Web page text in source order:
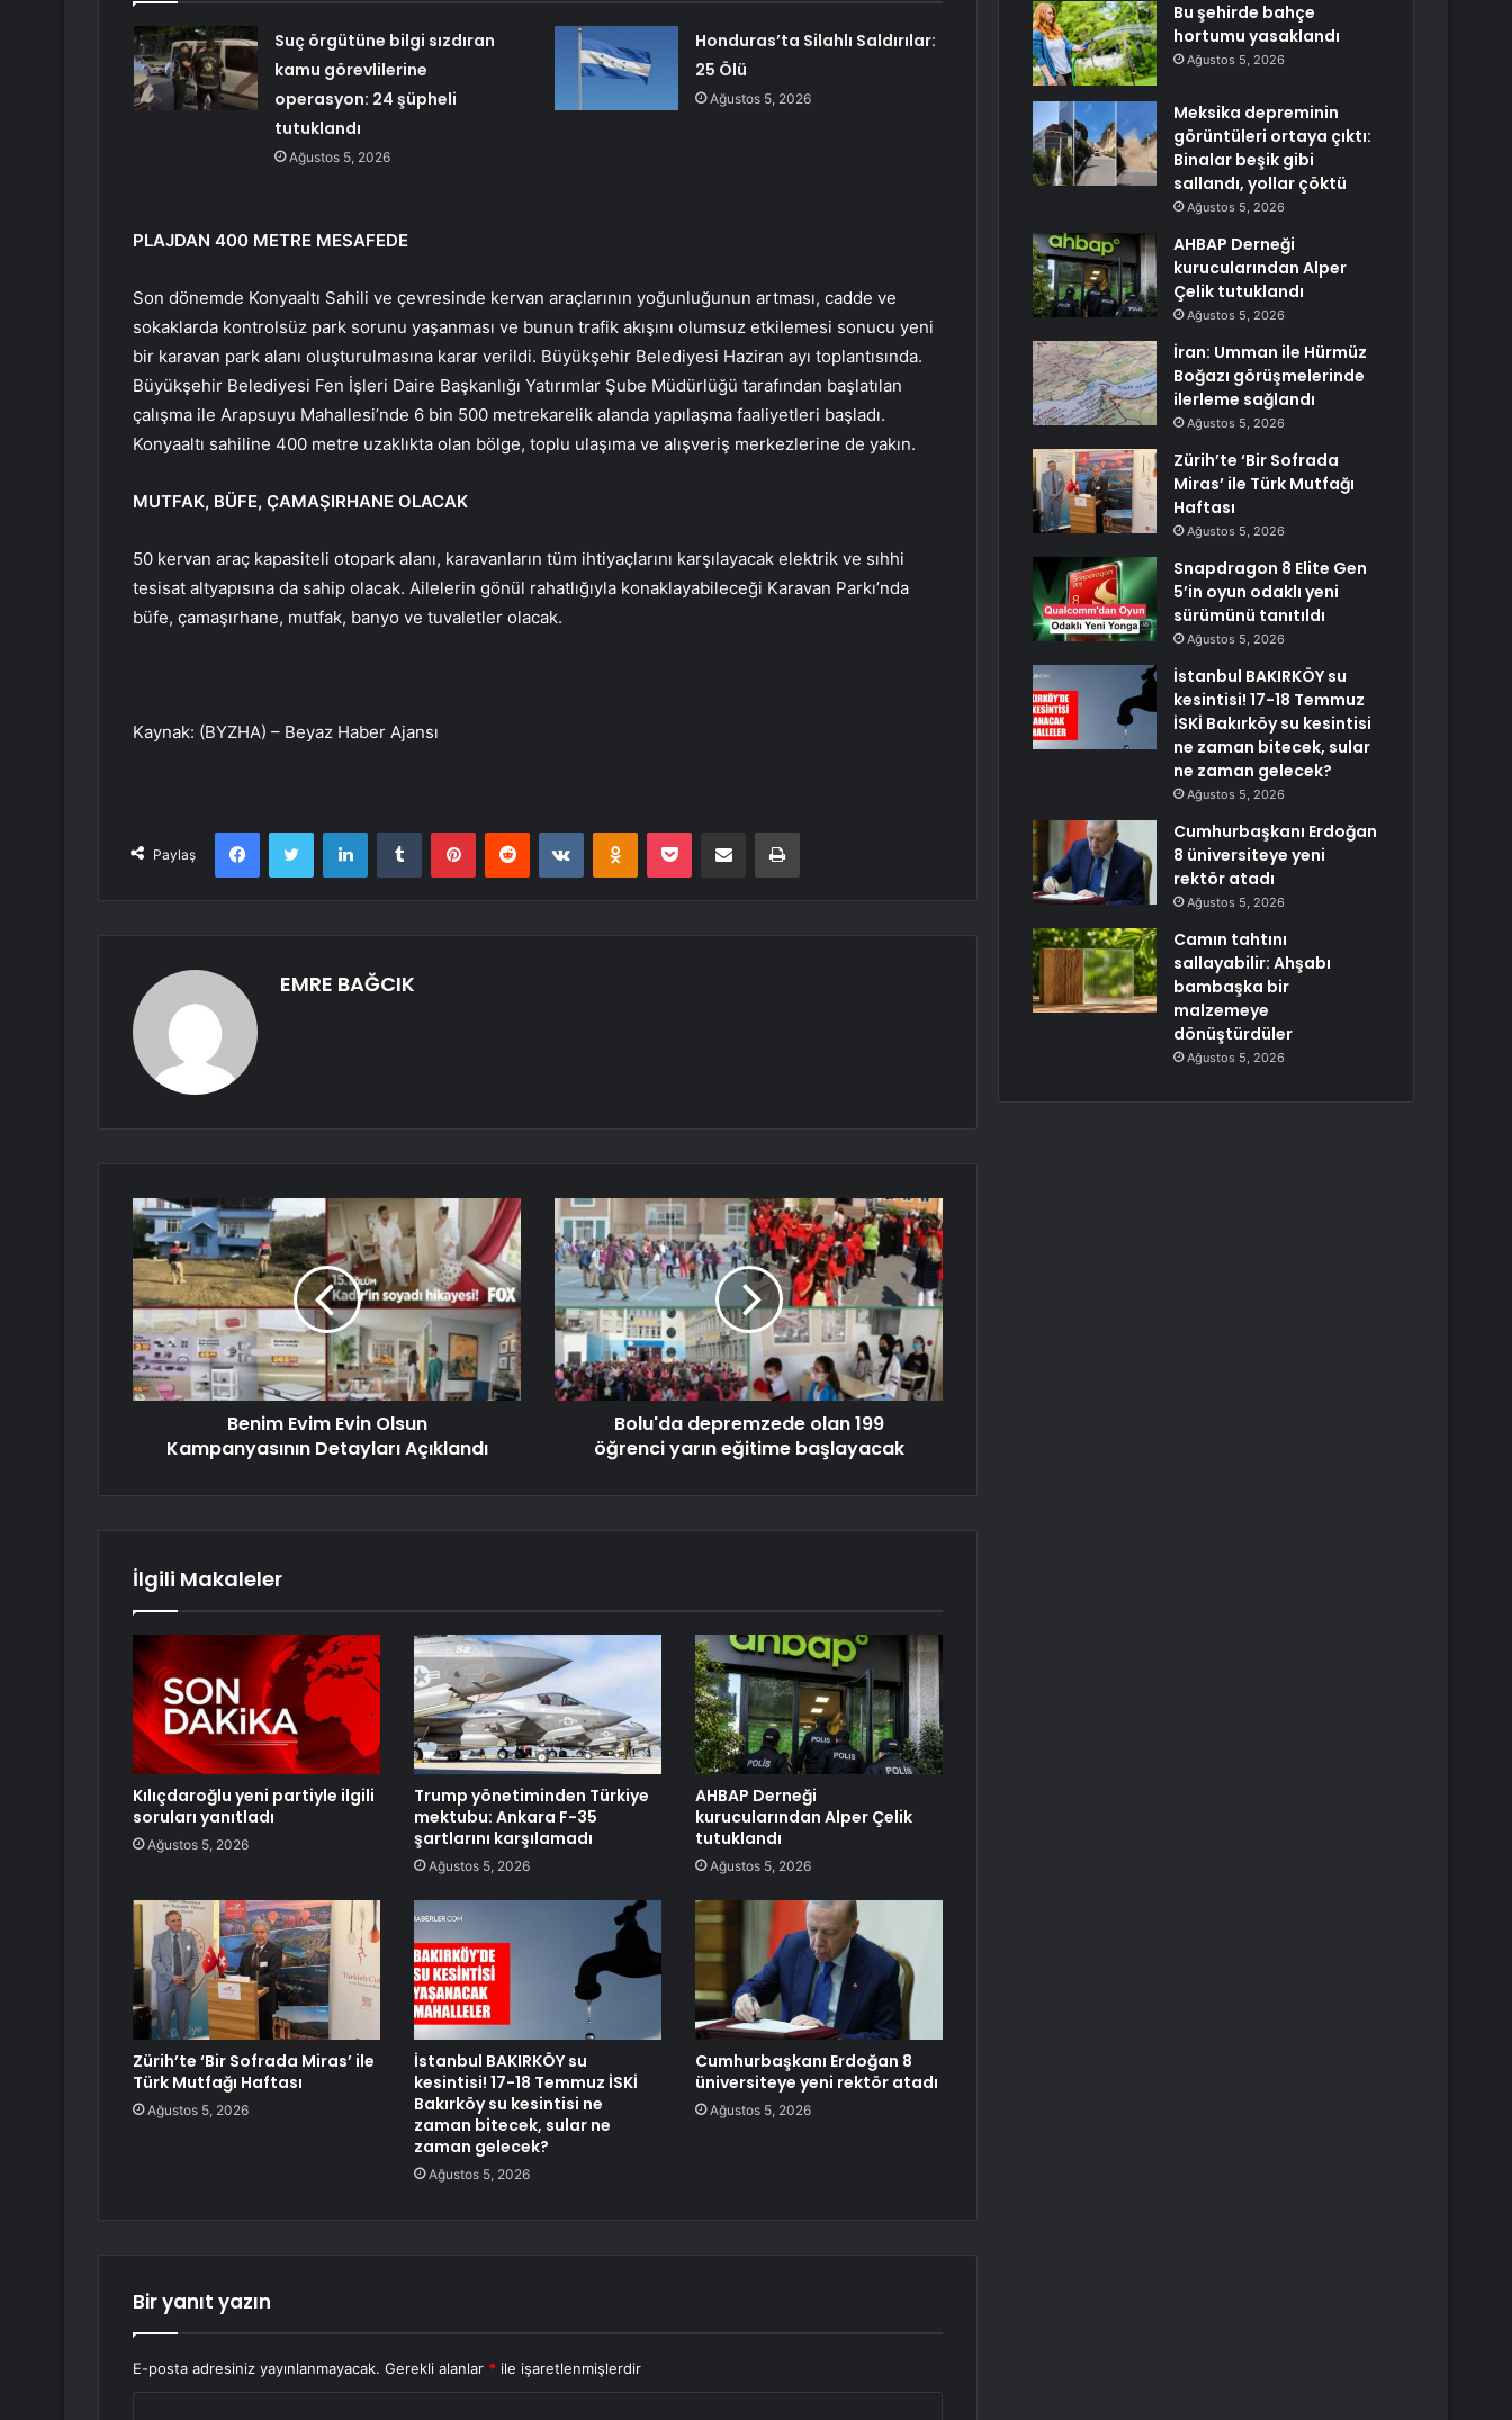
Suç örgütüne bilgi sızdıran
kamu görevlilerine
operasyon: 24 şüpheli
tutuklandı
Ağustos 5, 2026
Honduras’ta Silahlı Saldırılar:
25 Ölü
Ağustos 5, 2026
PLAJDAN 400 METRE MESAFEDE
Son dönemde Konyaaltı Sahili ve çevresinde kervan araçlarının yoğunluğunun artması, cadde ve
sokaklarda kontrolsüz park sorunu yaşanması ve bunun trafik akışını olumsuz etkilemesi sonucu yeni
bir karavan park alanı oluşturulmasına karar verildi. Büyükşehir Belediyesi Haziran ayı toplantısında.
Büyükşehir Belediyesi Fen İşleri Daire Başkanlığı Yatırımlar Şube Müdürlüğü tarafından başlatılan
çalışma ile Arapsuyu Mahallesi’nde 6 bin 500 metrekarelik alanda yapılaşma faaliyetleri başladı.
Konyaaltı sahiline 400 metre uzaklıkta olan bölge, toplu ulaşıma ve alışveriş merkezlerine de yakın.
MUTFAK, BÜFE, ÇAMAŞIRHANE OLACAK
50 kervan araç kapasiteli otopark alanı, karavanların tüm ihtiyaçlarını karşılayacak elektrik ve sıhhi
tesisat altyapısına da sahip olacak. Ailelerin gönül rahatlığıyla konaklayabileceği Karavan Parkı’nda
büfe, çamaşırhane, mutfak, banyo ve tuvaletler olacak.
Kaynak: (BYZHA) – Beyaz Haber Ajansı
Paylaş
FacebookTwitter LinkedInTumblr PinterestReddit VKontakteOdnoklassniki
Pocket E-Posta ile paylaş Yazdır
EMRE BAĞCIK
Benim Evim Evin Olsun
Kampanyasının Detayları Açıklandı
Bolu'da depremzede olan 199
öğrenci yarın eğitime başlayacak
İlgili Makaleler
Kılıçdaroğlu yeni partiyle ilgili
soruları yanıtladı
Ağustos 5, 2026
Trump yönetiminden Türkiye
mektubu: Ankara F-35
şartlarını karşılamadı
Ağustos 5, 2026
AHBAP Derneği
kurucularından Alper Çelik
tutuklandı
Ağustos 5, 2026
Zürih’te ‘Bir Sofrada Miras’ ile
Türk Mutfağı Haftası
Ağustos 5, 2026
İstanbul BAKIRKÖY su
kesintisi! 17-18 Temmuz İSKİ
Bakırköy su kesintisi ne
zaman bitecek, sular ne
zaman gelecek?
Ağustos 5, 2026
Cumhurbaşkanı Erdoğan 8
üniversiteye yeni rektör atadı
Ağustos 5, 2026
Bir yanıt yazın
E-posta adresiniz yayınlanmayacak. Gerekli alanlar * ile işaretlenmişlerdir
Bu şehirde bahçe
hortumu yasaklandı
Ağustos 5, 2026
Meksika depreminin
görüntüleri ortaya çıktı:
Binalar beşik gibi
sallandı, yollar çöktü
Ağustos 5, 2026
AHBAP Derneği
kurucularından Alper
Çelik tutuklandı
Ağustos 5, 2026
İran: Umman ile Hürmüz
Boğazı görüşmelerinde
ilerleme sağlandı
Ağustos 5, 2026
Zürih’te ‘Bir Sofrada
Miras’ ile Türk Mutfağı
Haftası
Ağustos 5, 2026
Snapdragon 8 Elite Gen
5’in oyun odaklı yeni
sürümünü tanıtıldı
Ağustos 5, 2026
İstanbul BAKIRKÖY su
kesintisi! 17-18 Temmuz
İSKİ Bakırköy su kesintisi
ne zaman bitecek, sular
ne zaman gelecek?
Ağustos 5, 2026
Cumhurbaşkanı Erdoğan
8 üniversiteye yeni
rektör atadı
Ağustos 5, 2026
Camın tahtını
sallayabilir: Ahşabı
bambaşka bir
malzemeye
dönüştürdüler
Ağustos 5, 2026